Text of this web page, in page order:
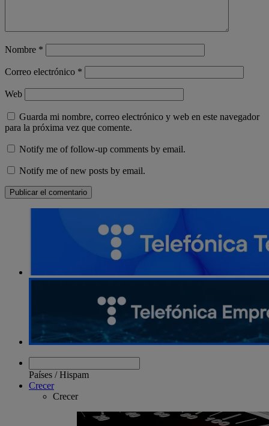
Nombre *
Correo electrónico *
Web
Guarda mi nombre, correo electrónico y web en este navegador
para la próxima vez que comente.
Notify me of follow-up comments by email.
Notify me of new posts by email.
Países /Hispam
Crecer
Crecer